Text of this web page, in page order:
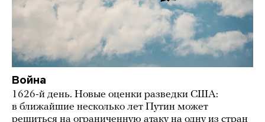
Война
1626-й день. Новые оценки разведки США:
в ближайшие несколько лет Путин может
решиться на ограниченную атаку на одну из стран